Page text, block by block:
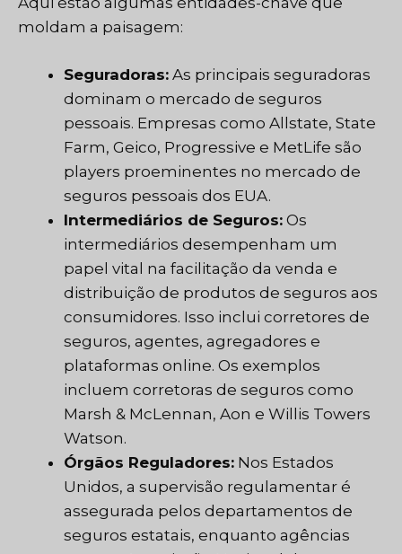
moldam a paisagem:
Seguradoras: As principais seguradoras
dominam o mercado de seguros
pessoais. Empresas como Allstate, State
Farm, Geico, Progressive e MetLife são
players proeminentes no mercado de
seguros pessoais dos EUA.
Intermediários de Seguros: Os
intermediários desempenham um
papel vital na facilitação da venda e
distribuição de produtos de seguros aos
consumidores. Isso inclui corretores de
seguros, agentes, agregadores e
plataformas online. Os exemplos
incluem corretoras de seguros como
Marsh & McLennan, Aon e Willis Towers
Watson.
Órgãos Reguladores: Nos Estados
Unidos, a supervisão regulamentar é
assegurada pelos departamentos de
seguros estatais, enquanto agências